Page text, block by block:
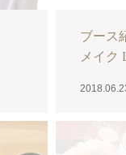
ブース
メイク